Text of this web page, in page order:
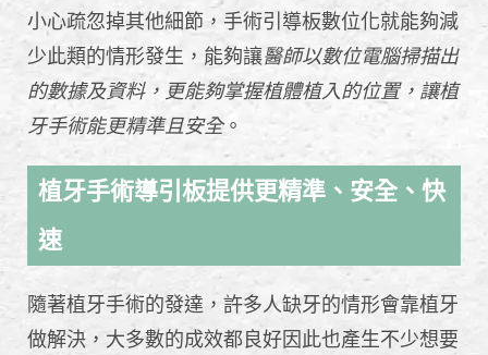
小心疏忽掉其他細節，手術引導板數位化就能夠減
少此類的情形發生，能夠讓醫師以數位電腦掃描出
的數據及資料，更能夠掌握植體植入的位置，讓植
牙手術能更精準且安全。
植牙手術導引板提供更精準、安全、快
速
隨著植牙手術的發達，許多人缺牙的情形會靠植牙
做解決，大多數的成效都良好因此也產生不少想要